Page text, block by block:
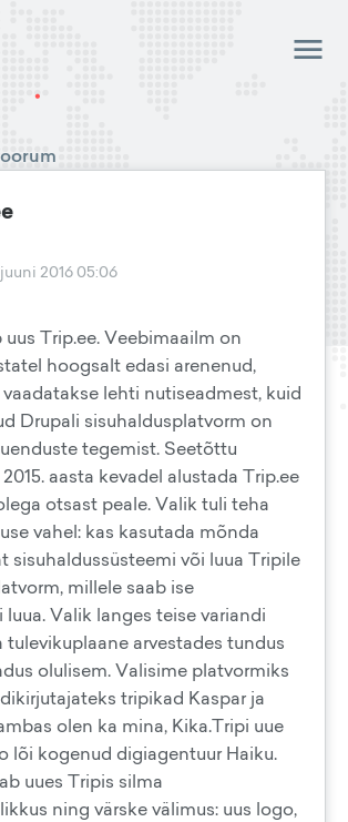
juuni 2016 05:06
Trip.ee. Veebimaailm on
hoogsalt edasi arenenud,
lehti nutiseadmest, kuid
Drupali sisuhaldusplatvorm on
tegemist. Seetõttu
aasta kevadel alustada Trip.ee
otsast peale. Valik tuli teha
vahel: kas kasutada mõnda
sisuhaldussüsteemi või luua Tripile
millele saab ise
luua. Valik langes teise variandi
tulevikuplaane arvestades tundus
olulisem. Valisime platvormiks
tripikad Kaspar ja
olen ka mina, Kika.Tripi uue
lõi kogenud digiagentuur Haiku.
uues Tripis silma
ning värske välimus: uus logo,